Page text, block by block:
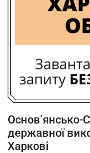
Основ’янсько-
державної
Харкові